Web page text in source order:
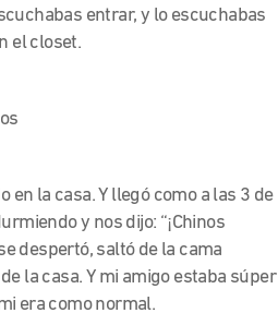
entrar, y lo escuchabas
el closet.
la casa. Y llegó como a las 3 de
y nos dijo: “¡Chinos
despertó, saltó de la cama
la casa. Y mi amigo estaba súper
era como normal.